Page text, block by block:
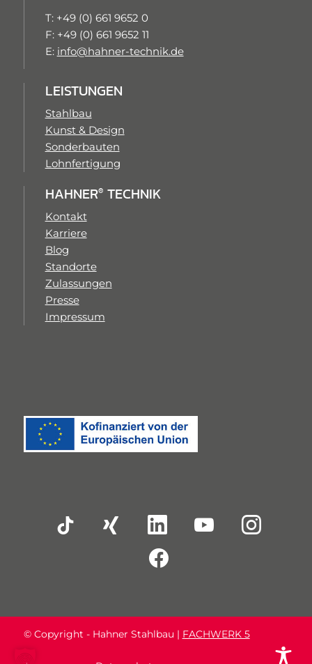
T: +49 (0) 661 9652 0
F: +49 (0) 661 9652 11
E: info@hahner-technik.de
LEISTUNGEN
Stahlbau
Kunst & Design
Sonderbauten
Lohnfertigung
HAHNER® TECHNIK
Kontakt
Karriere
Blog
Standorte
Zulassungen
Presse
Impressum
© Copyright - Hahner Stahlbau | FACHWERK 5